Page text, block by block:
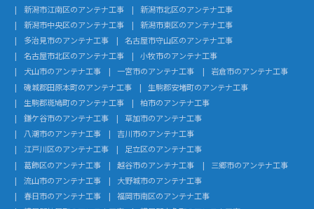
新潟市江南区のアンテナ工事
新潟市北区のアンテナ工事
新潟市中央区のアンテナ工事
新潟市東区のアンテナ工事
多治見市のアンテナ工事
名古屋市守山区のアンテナ工事
名古屋市北区のアンテナ工事
小牧市のアンテナ工事
犬山市のアンテナ工事
一宮市のアンテナ工事
岩倉市のアンテナ工事
磯城郡田原本町のアンテナ工事
生駒郡安堵町のアンテナ工事
生駒郡斑鳩町のアンテナ工事
柏市のアンテナ工事
鎌ケ谷市のアンテナ工事
草加市のアンテナ工事
八潮市のアンテナ工事
吉川市のアンテナ工事
江戸川区のアンテナ工事
足立区のアンテナ工事
葛飾区のアンテナ工事
越谷市のアンテナ工事
三郷市のアンテナ工事
流山市のアンテナ工事
大野城市のアンテナ工事
春日市のアンテナ工事
福岡市南区のアンテナ工事